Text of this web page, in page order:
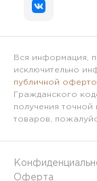
Вся информация,
исключительно
публичной
Гражданского
получения
товаров,
Оферта